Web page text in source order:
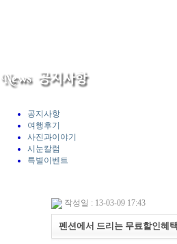
공지사항
여행후기
사진과이야기
시눈칼럼
특별이벤트
작성일 : 13-03-09 17:43
펜션에서 드리는 무료할인혜택